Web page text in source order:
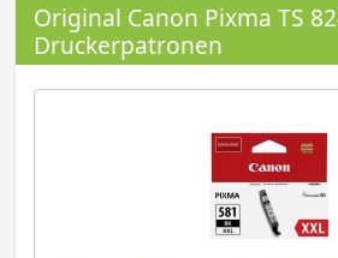
Original Canon Pixma TS
Druckerpatronen